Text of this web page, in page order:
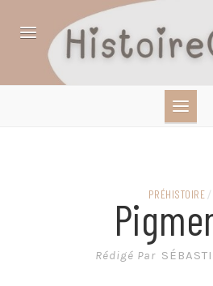
PRÉHISTOIRE /
Rédigé Par